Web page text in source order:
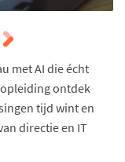
met AI die écht
ontdek
tijd wint en
directie en IT